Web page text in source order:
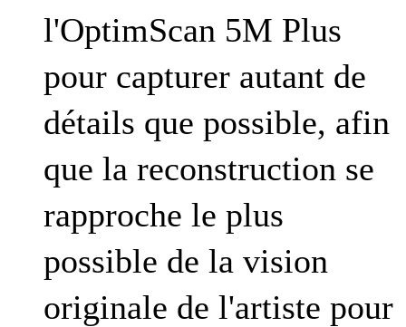
l'OptimScan 5M Plus
pour capturer autant de
détails que possible, afin
que la reconstruction se
rapproche le plus
possible de la vision
originale de l'artiste pour